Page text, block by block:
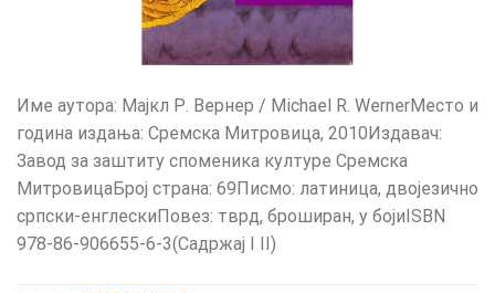
Име аутора: Мајкл Р. Вернер / Michael R. WernerМесто и
година издања: Сремска Митровица, 2010Издавач:
Завод за заштиту споменика културе Сремска
МитровицаБрој страна: 69Писмо: латиница, двојезично
српски-енглескиПовез: тврд, броширан, у бојиISBN
978-86-906655-6-3(Садржај I II)